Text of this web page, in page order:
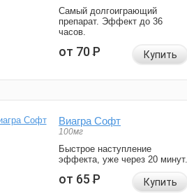
Самый долгоиграющий
препарат. Эффект до 36
часов.
от 70Р Купить
Виагра Софт
100мг
Быстрое наступление
эффекта, уже через 20 минут.
от 65Р Купить